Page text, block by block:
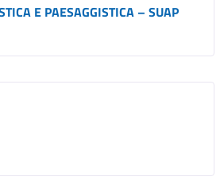
E PAESAGGISTICA – SUAP